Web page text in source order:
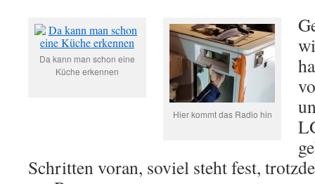
Da kann man schon eine
Küche erkennen
Hier kommt das Radio hin
Schritten voran, soviel steht fest,